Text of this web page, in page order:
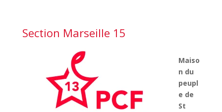
Section Marseille 15
Maiso
n du
peupl
e de
St